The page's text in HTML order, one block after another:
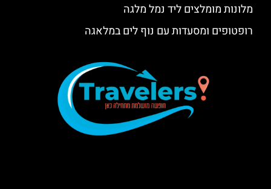
מלונות מומלצים ליד נמל מלגה
רופטופים ומסעדות עם נוף לים במלאגה